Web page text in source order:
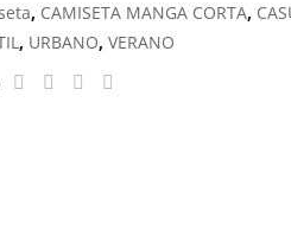
, CAMISETA MANGA CORTA,
, URBANO,VERANO